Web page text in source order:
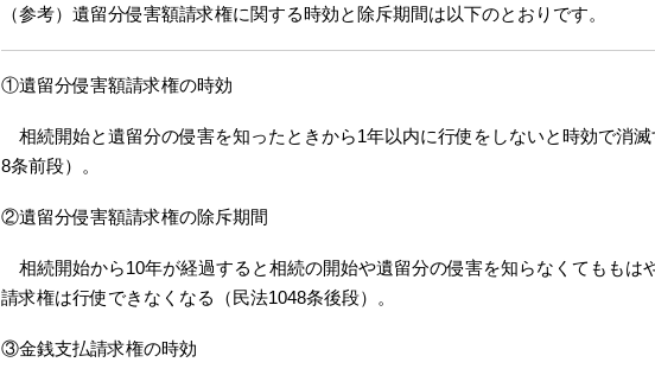
（参考）遺留分侵害額請求権に関する時効と除斥期間は以下のとおりです。
①遺留分侵害額請求権の時効
相続開始と遺留分の侵害を知ったときから1年以内に行使をしないと時効で消
8条前段）。
②遺留分侵害額請求権の除斥期間
相続開始から10年が経過すると相続の開始や遺留分の侵害を知らなくてももは
請求権は行使できなくなる（民法1048条後段）。
③金銭支払請求権の時効